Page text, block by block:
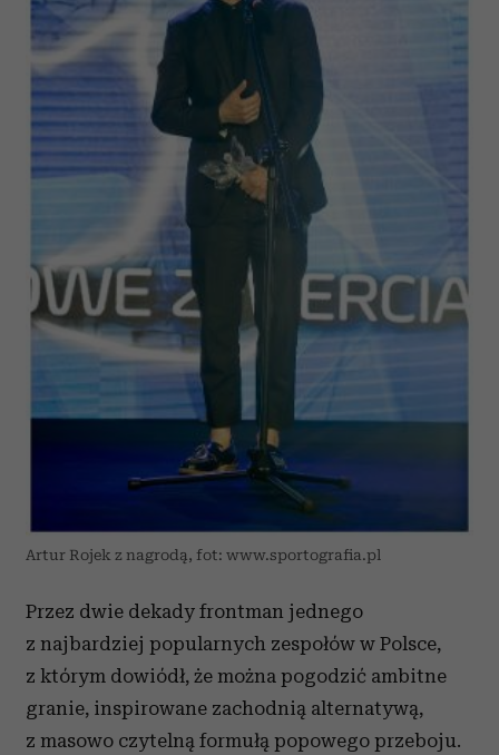
Artur Rojek z nagrodą, fot: www.sportografia.pl
Przez dwie dekady frontman jednego
z najbardziej popularnych zespołów w Polsce,
z którym dowiódł, że można pogodzić ambitne
granie, inspirowane zachodnią alternatywą,
z masowo czytelną formułą popowego przeboju.